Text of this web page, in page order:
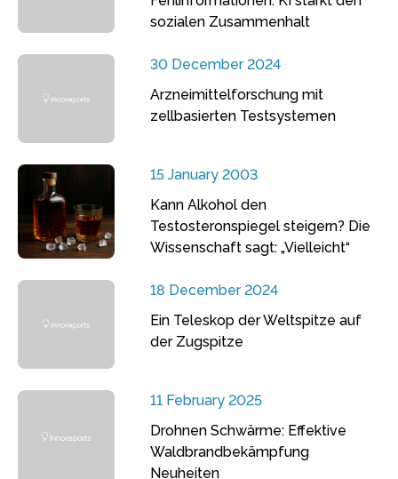
sozialen Zusammenhalt
30 December 2024
Arzneimittelforschung mit
zellbasierten Testsystemen
15 January 2003
Kann Alkohol den
Testosteronspiegel steigern? Die
Wissenschaft sagt: „Vielleicht“
18 December 2024
Ein Teleskop der Weltspitze auf
der Zugspitze
11 February 2025
Drohnen Schwärme: Effektive
Waldbrandbekämpfung
Neuheiten